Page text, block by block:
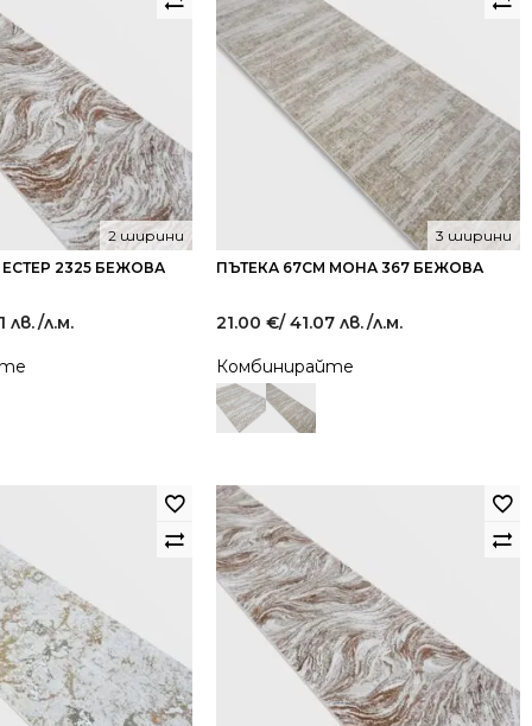
2325 БЕЖОВА
2 ширини
лв./л.м.
ПЪТЕКА 67СМ МОНА 367 БЕЖОВА
3 ширини
21.00 €/ 41.07 лв./л.м.
Комбинирайте